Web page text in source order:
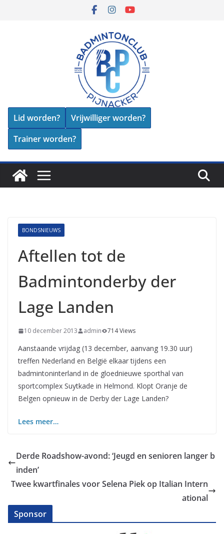
Lid worden?
Vrijwilliger worden?
Trainer worden?
BONDSNIEUWS
Aftellen tot de
Badmintonderby der
Lage Landen
10 december 2013 admin 714 Views
Aanstaande vrijdag (13 december, aanvang 19.30 uur)
treffen Nederland en België elkaar tijdens een
badmintoninterland in de gloednieuwe sporthal van
sportcomplex Suytkade in Helmond. Klopt Oranje de
Belgen opnieuw in de Derby der Lage Landen?
Lees meer…
Derde Roadshow-avond: ‘Jeugd en senioren langer b
inden’
Twee kwartfinales voor Selena Piek op Italian Intern
ational
Sponsor